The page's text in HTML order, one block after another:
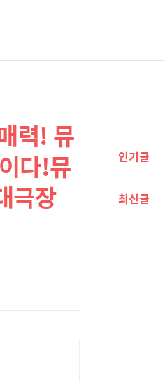
력! 뮤
다!뮤
극장
가
보
인기글
최신글